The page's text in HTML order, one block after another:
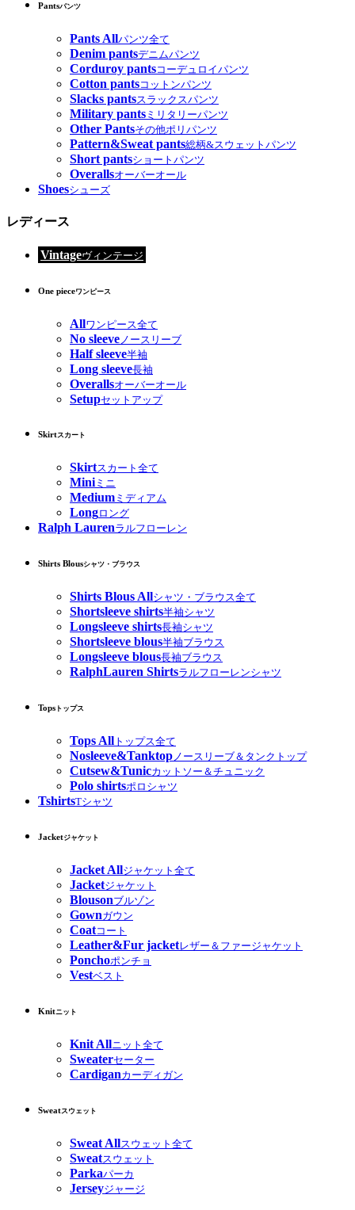
Pantsパンツ
Pants Allパンツ全て
Denim pantsデニムパンツ
Corduroy pantsコーデュロイパンツ
Cotton pantsコットンパンツ
Slacks pantsスラックスパンツ
Military pants ミリタリーパンツ
Other Pantsその他ポリパンツ
Pattern&Sweat pants総柄&スウェットパンツ
Short pantsショートパンツ
Overallsオーバーオール
Shoesシューズ
レディース
Vintageヴィンテージ
One pieceワンピース
Allワンピース全て
No sleeve ノースリーブ
Half sleeve半袖
Long sleeve長袖
Overallsオーバーオール
Setupセットアップ
Skirtスカート
Skirtスカート全て
Miniミニ
Medium ミディアム
Longロング
Ralph Laurenラルフローレン
Shirts Blousシャツ・ブラウス
Shirts Blous Allシャツ・ブラウス全て
Shortsleeve shirts半袖シャツ
Longsleeve shirts長袖シャツ
Shortsleeve blous半袖ブラウス
Longsleeve blous長袖ブラウス
RalphLauren Shirtsラルフローレンシャツ
Tops トップス
Tops All トップス全て
Nosleeve&Tanktopノースリーブ＆タンクトップ
Cutsew&Tunicカットソー＆チュニック
Polo shirtsポロシャツ
TshirtsTシャツ
Jacketジャケット
Jacket Allジャケット全て
Jacketジャケット
Blousonブルゾン
Gownガウン
Coatコート
Leather&Fur jacketレザー＆ファージャケット
Ponchoポンチョ
Vestベスト
Knitニット
Knit Allニット全て
Sweaterセーター
Cardiganカーディガン
Sweatスウェット
Sweat Allスウェット全て
Sweatスウェット
Parkaパーカ
Jerseyジャージ